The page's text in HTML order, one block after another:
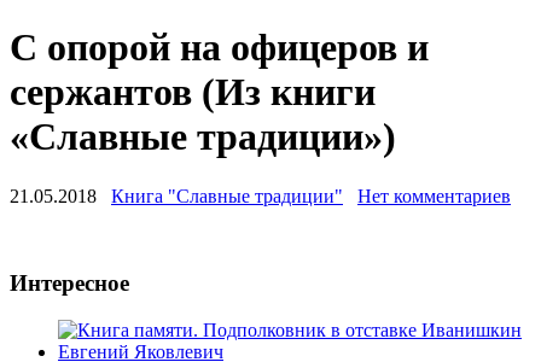
С опорой на офицеров и
сержантов (Из книги
«Славные традиции»)
21.05.2018 Книга "Славные традиции" Нет комментариев
Интересное